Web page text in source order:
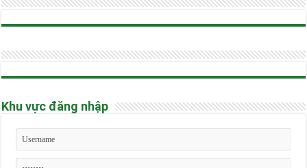
Khu vực đăng nhập